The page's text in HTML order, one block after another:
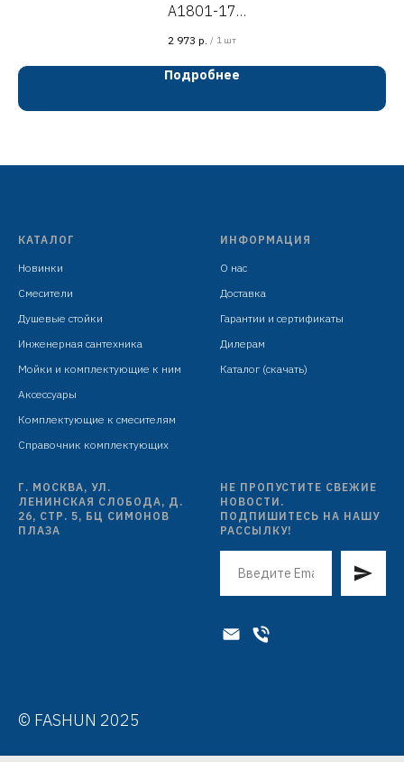
A1801-17
оружейная сталь, PVD
подвесом
2 973 р. / 1 шт
Подробнее
КАТАЛОГ
Новинки
Смесители
Душевые стойки
Инженерная сантехника
Мойки и комплектующие к ним
Аксессуары
Комплектующие к смесителям
Справочник комплектующих
ИНФОРМАЦИЯ
О нас
Доставка
Гарантии и сертификаты
Дилерам
Каталог (скачать)
Г. МОСКВА, УЛ.
ЛЕНИНСКАЯ СЛОБОДА, Д.
26, СТР. 5, БЦ СИМОНОВ
ПЛАЗА
НЕ ПРОПУСТИТЕ СВЕЖИЕ
НОВОСТИ.
ПОДПИШИТЕСЬ НА НАШУ
РАССЫЛКУ!
© FASHUN 2025